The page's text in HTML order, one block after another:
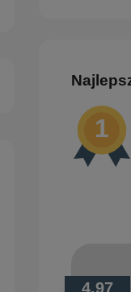
4.97